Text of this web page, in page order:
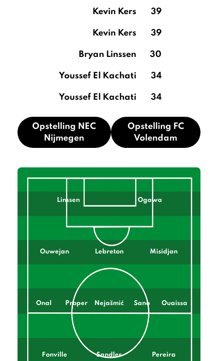
Kevin Kers 39
Kevin Kers 39
Bryan Linssen 30
Youssef El Kachati 34
Youssef El Kachati 34
Opstelling NEC
Nijmegen
Opstelling FC
Volendam
Linssen Ogawa
Ouwejan Lebreton Misidjan
Onal Proper Nejašmić Sano Ouaissa
Fonville Sandler Pereira